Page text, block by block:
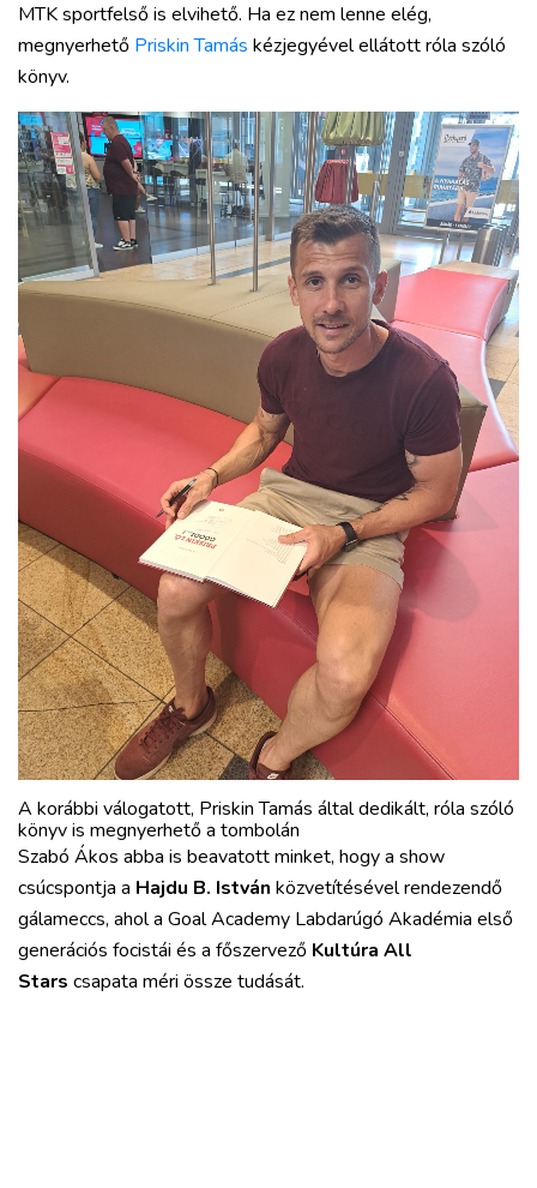
MTK sportfelső is elvihető. Ha ez nem lenne elég,
megnyerhető Priskin Tamás kézjegyével ellátott róla szóló
könyv.
A korábbi válogatott, Priskin Tamás által dedikált, róla szóló
könyv is megnyerhető a tombolán
Szabó Ákos abba is beavatott minket, hogy a show
csúcspontja a Hajdu B. István közvetítésével rendezendő
gálameccs, ahol a Goal Academy Labdarúgó Akadémia első
generációs focistái és a főszervező Kultúra All
Stars csapata méri össze tudását.